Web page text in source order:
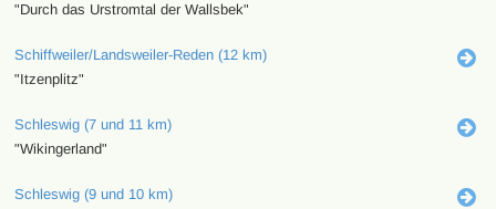
"Durch das Urstromtal der Wallsbek"
Schiffweiler/Landsweiler-Reden (12 km)
"Itzenplitz"
Schleswig (7 und 11 km)
"Wikingerland"
Schleswig (9 und 10 km)